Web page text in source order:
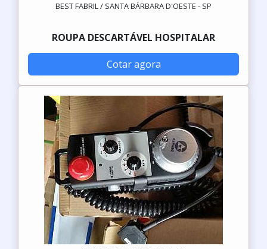
BEST FABRIL / SANTA BÁRBARA D'OESTE - SP
ROUPA DESCARTÁVEL HOSPITALAR
Cotar agora